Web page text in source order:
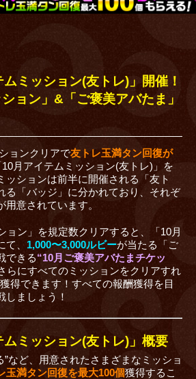
ムミッション(友トレ)」開催！
ション」&「ご褒美アバたま」
ョンクリアで友トレ玉満タン回復が
月アイテムミッション(友トレ)」を
ッションは前半に開催される「友ト
る「バッジ」に分かれており、それぞ
意されています。
ョン」を規定数クリアすると、「10月
、 1,000〜3,000ルビーが当たる「ご
できる“10月ご褒美アバたまチケッ
らにすべてのミッションをクリアすれ
得できます！すべての報酬獲得を目
しましょう！
ムミッション(友トレ)」概要
”など、用意されたさまざまなミッショ
玉満タン回復を最大100個獲得するこ